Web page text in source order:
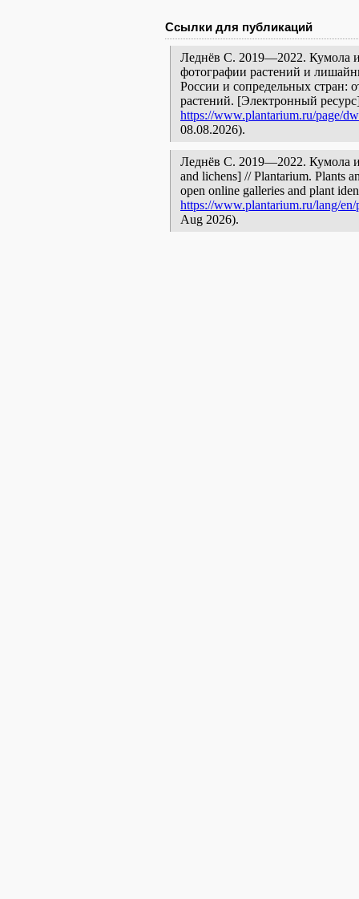
Ссылки для публикаций
Леднёв С. 2019—2022. Кумола
фотографии растений и
России и сопредельных стран:
растений. [Электронный
https://www.plantarium.ru/page/
08.08.2026).
Леднёв С. 2019—2022. Кумола
and lichens] // Plantarium. Plants
open online galleries and plant
https://www.plantarium.ru/lang/
Aug 2026).